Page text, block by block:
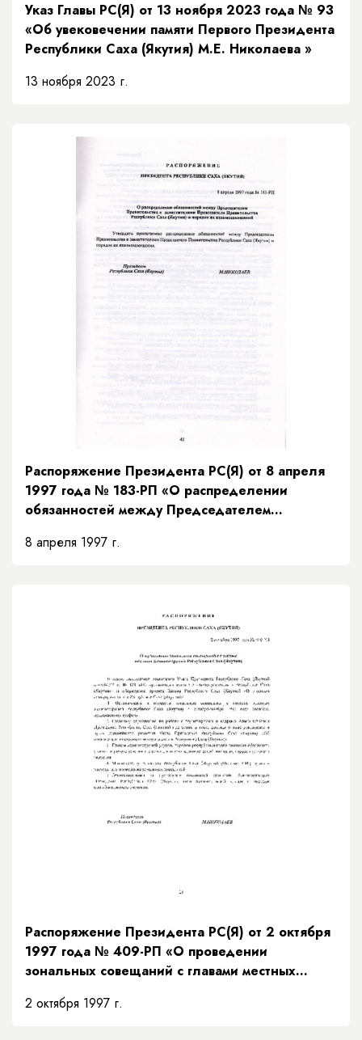
Указ Главы РС(Я) от 13 ноября 2023 года № 93
«Об увековечении памяти Первого Президента
Республики Саха (Якутия) М.Е. Николаева »
13 ноября 2023 г.
Распоряжение Президента РС(Я) от 8 апреля
1997 года № 183-РП «О распределении
обязанностей между Председателем
Правительства Республики Саха (Якутия) и
8 апреля 1997 г.
Распоряжение Президента РС(Я) от 2 октября
1997 года № 409-РП «О проведении
зональных совещаний с главами местных
2 октября 1997 г.